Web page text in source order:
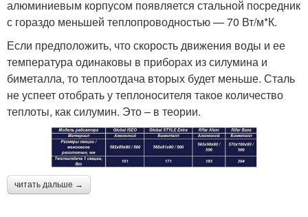
алюминиевым корпусом появляется стальной посредник
с гораздо меньшей теплопроводностью — 70 Вт/м*К.
Если предположить, что скорость движения воды и ее
температура одинаковы в приборах из силумина и
биметалла, то теплоотдача вторых будет меньше. Сталь
не успеет отобрать у теплоносителя такое количество
теплоты, как силумин. Это – в теории.
читать дальше →